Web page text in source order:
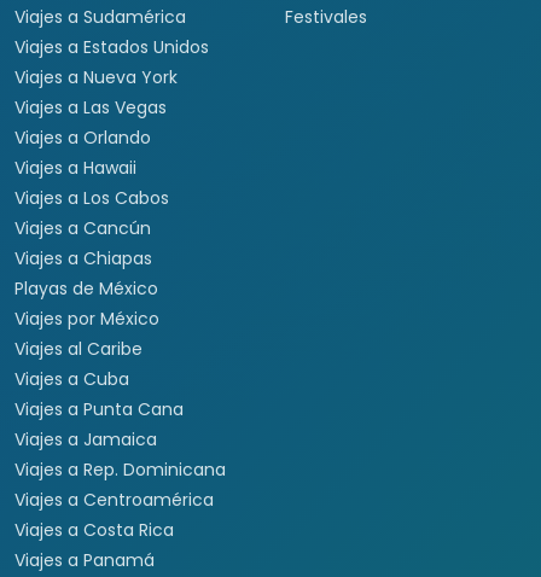
Viajes a Sudamérica
Viajes a Estados Unidos
Viajes a Nueva York
Viajes a Las Vegas
Viajes a Orlando
Viajes a Hawaii
Viajes a Los Cabos
Viajes a Cancún
Viajes a Chiapas
Playas de México
Viajes por México
Viajes al Caribe
Viajes a Cuba
Viajes a Punta Cana
Viajes a Jamaica
Viajes a Rep. Dominicana
Viajes a Centroamérica
Viajes a Costa Rica
Viajes a Panamá
Festivales